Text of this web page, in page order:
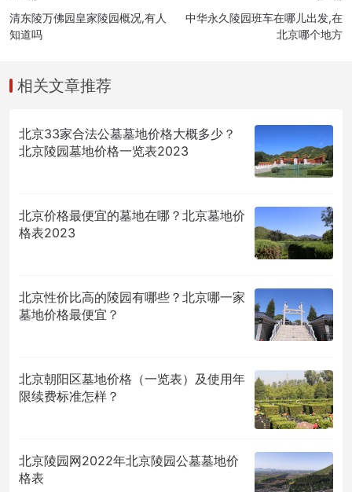
清东陵万佛园皇家陵园概况,有人
知道吗
中华永久陵园班车在哪儿出发,在
北京哪个地方
相关文章推荐
北京33家合法公墓墓地价格大概多少？
北京陵园墓地价格一览表2023
北京价格最便宜的墓地在哪？北京墓地价
格表2023
北京性价比高的陵园有哪些？北京哪一家
墓地价格最便宜？
北京朝阳区墓地价格（一览表）及使用年
限续费标准怎样？
北京陵园网2022年北京陵园公墓墓地价
格表